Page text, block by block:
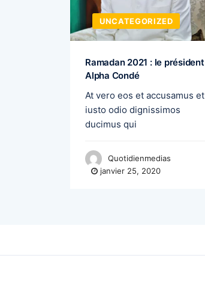
UNCATEGORIZED
Ramadan 2021 : le président
Alpha Condé
At vero eos et accusamus et
iusto odio dignissimos
ducimus qui
Quotidienmedias
janvier 25, 2020